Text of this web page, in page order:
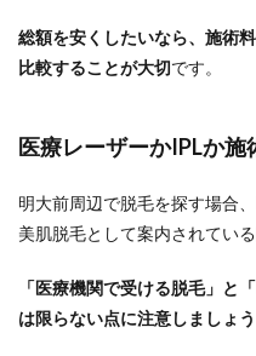
総額を安くしたいなら、施術
比較することが大切です。
医療レーザーかIPLか施
明大前周辺で脱毛を探す場合
美肌脱毛として案内されている
「医療機関で受ける脱毛」と
は限らない点に注意しましょう